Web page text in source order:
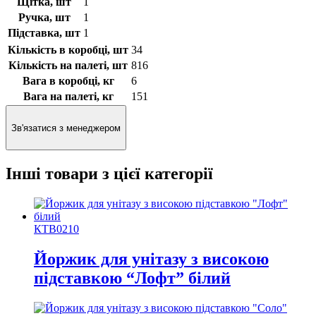
Ручка, шт
1
Підставка, шт 1
Кількість в коробці, шт 34
Кількість на палеті, шт 816
Вага в коробці, кг
6
Вага на палеті, кг
151
Зв'язатися з менеджером
Інші товари з цієї категорії
КТВ0210
Йоржик для унітазу з високою
підставкою “Лофт” білий